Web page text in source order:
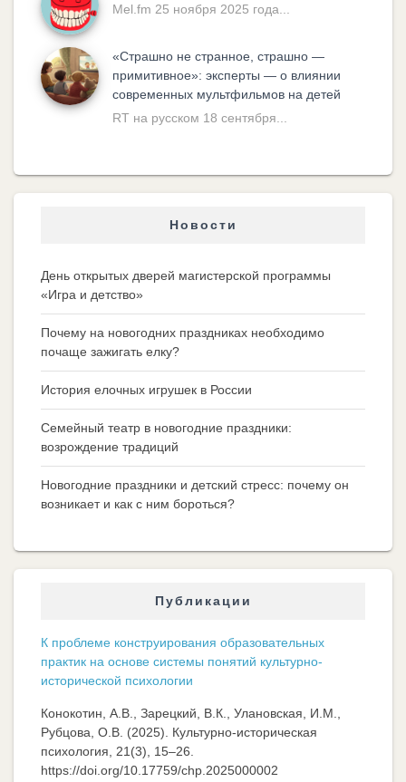
Mel.fm 25 ноября 2025 года...
«Cтрашно не странное, страшно —
примитивное»: эксперты — о влиянии
современных мультфильмов на детей
RT на русском 18 сентября...
Новости
День открытых дверей магистерской программы
«Игра и детство»
Почему на новогодних праздниках необходимо
почаще зажигать елку?
История елочных игрушек в России
Семейный театр в новогодние праздники:
возрождение традиций
Новогодние праздники и детский стресс: почему он
возникает и как с ним бороться?
Публикации
К проблеме конструирования образовательных
практик на основе системы понятий культурно-
исторической психологии
Конокотин, А.В., Зарецкий, В.К., Улановская, И.М.,
Рубцова, О.В. (2025). Культурно-историческая
психология, 21(3), 15–26.
https://doi.org/10.17759/chp.2025000002